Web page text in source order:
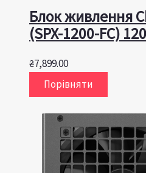
Блок живлення
(SPX-1200-FC)
₴7,899.00
Порівняти